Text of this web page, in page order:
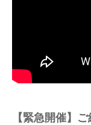
【緊急開催】